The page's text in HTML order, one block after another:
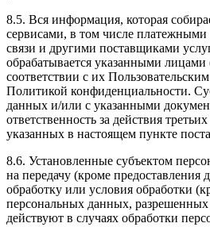
8.5. Вся информация, которая
сервисами, в том числе платежными
связи и другими поставщиками
обрабатывается указанными
соответствии с их
Политикой конфиденциальности.
данных и/или с указанными
ответственность за действия
указанных в настоящем пункте
8.6. Установленные субъектом
на передачу (кроме предоставления
обработку или условия обработки
персональных данных, разрешенных
действуют в случаях обработки